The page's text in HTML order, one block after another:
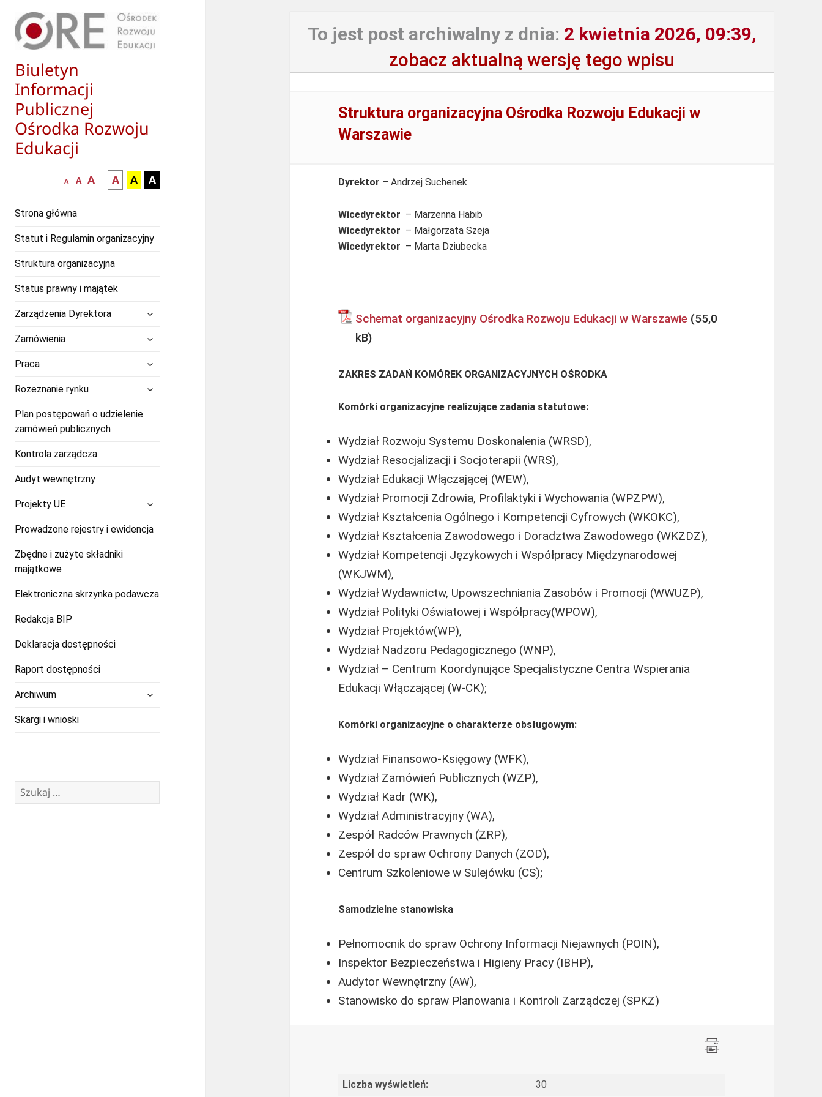
Biuletyn
Informacji
Publicznej
Ośrodka Rozwoju
Edukacji
mniejsza
A
normalna
A
większa-
czcionka
A
kontrast
czarny
białym
A
kontrast
czarny
zółtym
A
kontrast
żółty
A
Strona główna
Statut i Regulamin organizacyjny
Struktura organizacyjna
Status prawny i majątek
Zarządzenia Dyrektora
rozwiń
menu
Zamówienia
Praca
Rozeznanie rynkurozwiń
menu
potomne
Plan postępowań o udzielenie
zamówień publicznych
Kontrola zarządcza
Audyt wewnętrzny
Projekty UE
potomne
Prowadzone rejestry i ewidencja
Zbędne i zużyte składniki
majątkowe
Elektroniczna skrzynka podawcza
Redakcja BIP
Deklaracja dostępności
Raport dostępności
Archiwum
Skargi i wnioski
Szukaj:
To jest post archiwalny z dnia: 2 kwietnia 2026, 09:39,
zobacz aktualną wersję tego wpisu
Struktura organizacyjna Ośrodka Rozwoju Edukacji w
Warszawie
Dyrektor – Andrzej Suchenek
Wicedyrektor – Marzenna Habib
Wicedyrektor – Małgorzata Szeja
Wicedyrektor – Marta Dziubecka
Schemat organizacyjny Ośrodka Rozwoju Edukacji w Warszawie
ZAKRES ZADAŃ KOMÓREK ORGANIZACYJNYCH OŚRODKA
Komórki organizacyjne realizujące zadania statutowe:
Wydział Rozwoju Systemu Doskonalenia (WRSD),
Wydział Resocjalizacji i Socjoterapii (WRS),
Wydział Edukacji Włączającej (WEW),
Wydział Promocji Zdrowia, Profilaktyki i Wychowania (WPZPW),
Wydział Kształcenia Ogólnego i Kompetencji Cyfrowych (WKOKC),
Wydział Kształcenia Zawodowego i Doradztwa Zawodowego (WKZDZ),
Wydział Kompetencji Językowych i Współpracy Międzynarodowej
(WKJWM),
Wydział Wydawnictw, Upowszechniania Zasobów i Promocji (WWUZP),
Wydział Polityki Oświatowej i Współpracy(WPOW),
Wydział Projektów(WP),
Wydział Nadzoru Pedagogicznego (WNP),
Wydział – Centrum Koordynujące Specjalistyczne Centra Wspierania
Edukacji Włączającej (W-CK);
Komórki organizacyjne o charakterze obsługowym:
Wydział Finansowo-Księgowy (WFK),
Wydział Zamówień Publicznych (WZP),
Wydział Kadr (WK),
Wydział Administracyjny (WA),
Zespół Radców Prawnych (ZRP),
Zespół do spraw Ochrony Danych (ZOD),
Centrum Szkoleniowe w Sulejówku (CS);
Samodzielne stanowiska
Pełnomocnik do spraw Ochrony Informacji Niejawnych (POIN),
Inspektor Bezpieczeństwa i Higieny Pracy (IBHP),
Audytor Wewnętrzny (AW),
Stanowisko do spraw Planowania i Kontroli Zarządczej (SPKZ)
Liczba wyświetleń: 30